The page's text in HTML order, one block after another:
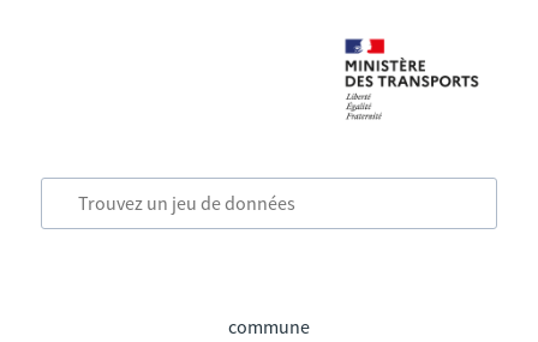
commune